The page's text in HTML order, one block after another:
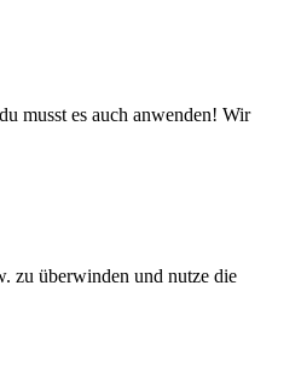
musst es auch anwenden! Wir
zu überwinden und nutze die